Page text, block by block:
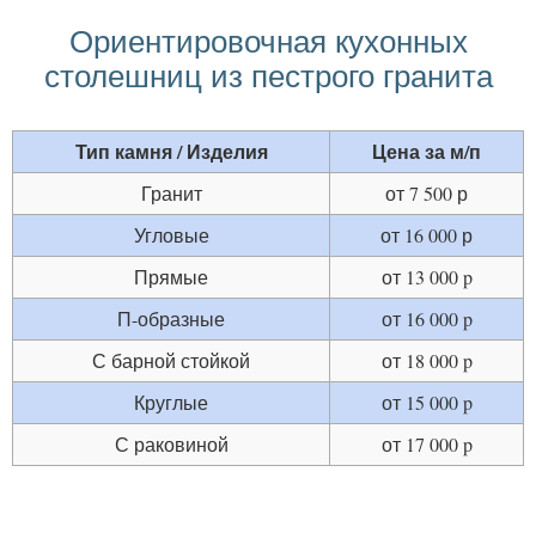
Ориентировочная кухонных
столешниц из пестрого гранита
Тип камня / Изделия Цена за м/п
Гранит
от 7 500 р
Угловые
от 16 000 р
Прямые
от 13 000 p
П-образные
от 16 000 p
С барной стойкой
от 18 000 p
Круглые
от 15 000 p
С раковиной
от 17 000 p